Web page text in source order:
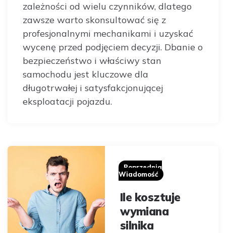
zależności od wielu czynników, dlatego
zawsze warto skonsultować się z
profesjonalnymi mechanikami i uzyskać
wycenę przed podjęciem decyzji. Dbanie o
bezpieczeństwo i właściwy stan
samochodu jest kluczowe dla
długotrwałej i satysfakcjonującej
eksploatacji pojazdu.
Post
navigation
Poprzednia
Wiadomość
Ile kosztuje
wymiana
silnika